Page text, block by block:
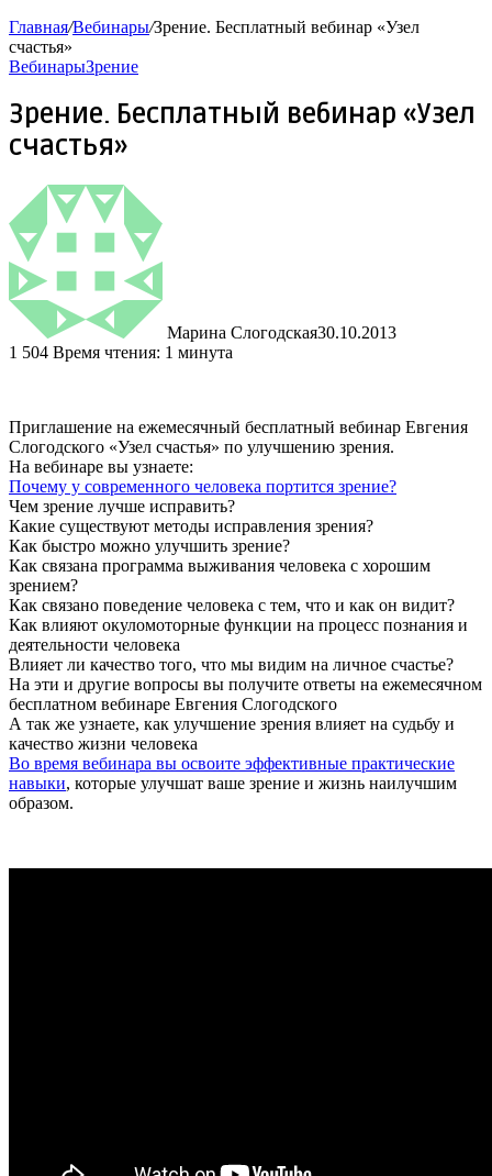
Главная/Вебинары/Зрение. Бесплатный вебинар «Узел
счастья»
ВебинарыЗрение
Зрение. Бесплатный вебинар «Узел
счастья»
Марина Слогодская30.10.2013
1 504 Время чтения: 1 минута
Приглашение на ежемесячный бесплатный вебинар Евгения
Слогодского «Узел счастья» по улучшению зрения.
На вебинаре вы узнаете:
Почему у современного человека портится зрение?
Чем зрение лучше исправить?
Какие существуют методы исправления зрения?
Как быстро можно улучшить зрение?
Как связана программа выживания человека с хорошим
зрением?
Как связано поведение человека с тем, что и как он видит?
Как влияют окуломоторные функции на процесс познания и
деятельности человека
Влияет ли качество того, что мы видим на личное счастье?
На эти и другие вопросы вы получите ответы на ежемесячном
бесплатном вебинаре Евгения Слогодского
А так же узнаете, как улучшение зрения влияет на судьбу и
качество жизни человека
Во время вебинара вы освоите эффективные практические
навыки, которые улучшат ваше зрение и жизнь наилучшим
образом.